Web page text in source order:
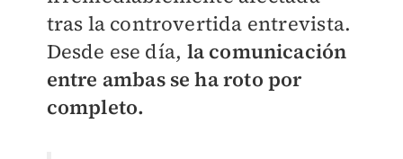
tras la controvertida entrevista.
Desde ese día, la comunicación
entre ambas se ha roto por
completo.